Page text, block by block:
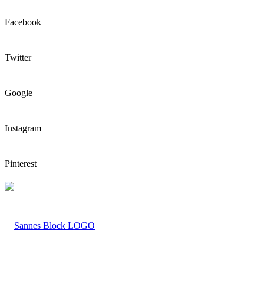
Facebook
Twitter
Google+
Instagram
Pinterest
LOGO